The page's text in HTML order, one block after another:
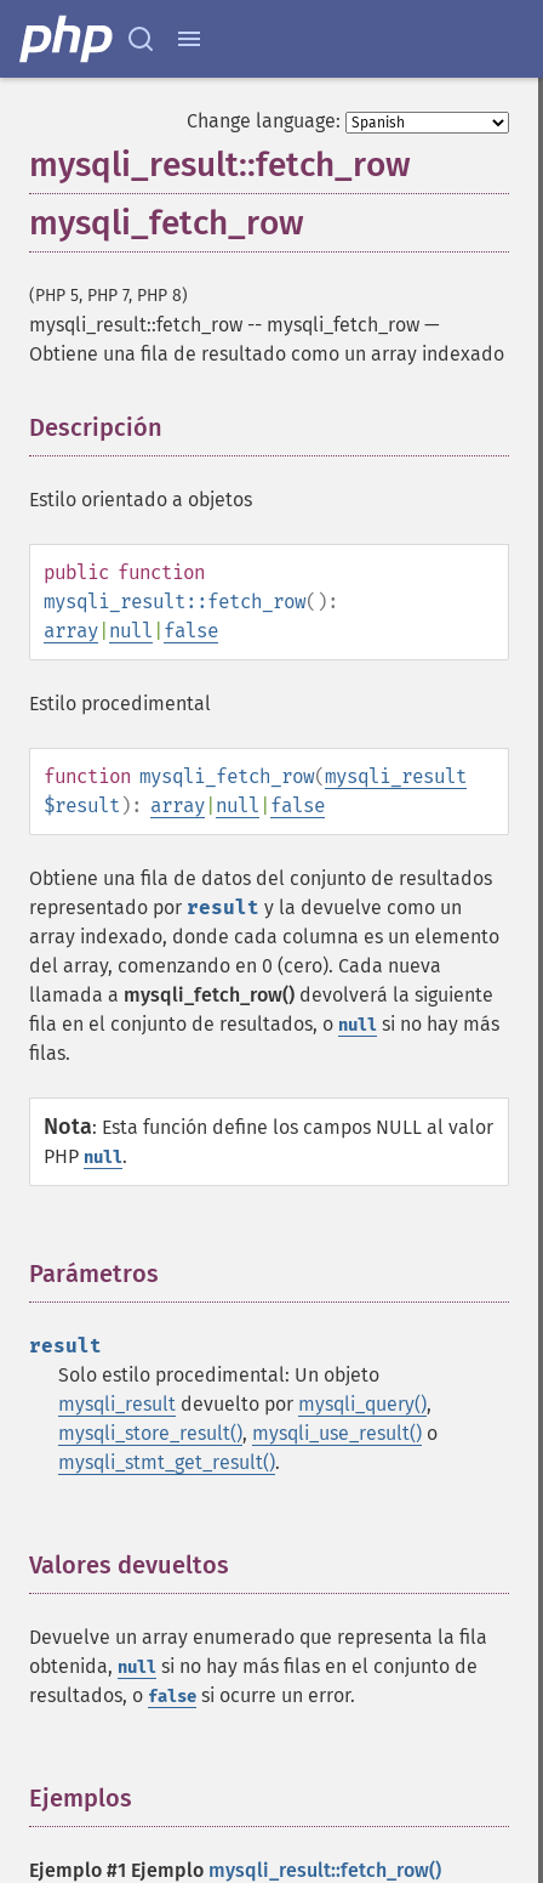
Change language:
mysqli_result::fetch_row
mysqli_fetch_row
(PHP 5, PHP 7, PHP 8)
mysqli_result::fetch_row -- mysqli_fetch_row —
Obtiene una fila de resultado como un array indexado
Descripción
Estilo orientado a objetos
public function
mysqli_result::fetch_row():
array null false
Estilo procedimental
function mysqli_fetch_row(mysqli_result
$result ): array null false
Obtiene una fila de datos del conjunto de resultados
representado por result y la devuelve como un
array indexado, donde cada columna es un elemento
del array, comenzando en 0 (cero). Cada nueva
llamada a mysqli_fetch_row() devolverá la siguiente
fila en el conjunto de resultados, o null si no hay más
filas.
Nota: Esta función define los campos NULL al valor
PHP null.
Parámetros
result
Solo estilo procedimental: Un objeto
mysqli_result devuelto por mysqli_query(),
mysqli_store_result(), mysqli_use_result() o
mysqli_stmt_get_result().
Valores devueltos
Devuelve un array enumerado que representa la fila
obtenida, null si no hay más filas en el conjunto de
resultados, o false si ocurre un error.
Ejemplos
Ejemplo #1 Ejemplo mysqli_result::fetch_row()